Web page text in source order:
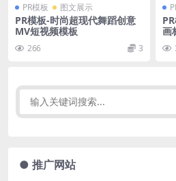
PR模板 图文展示
PR模板-时尚超现代舞蹈创意
MV短视频模板
266 3
画
● 推广网站